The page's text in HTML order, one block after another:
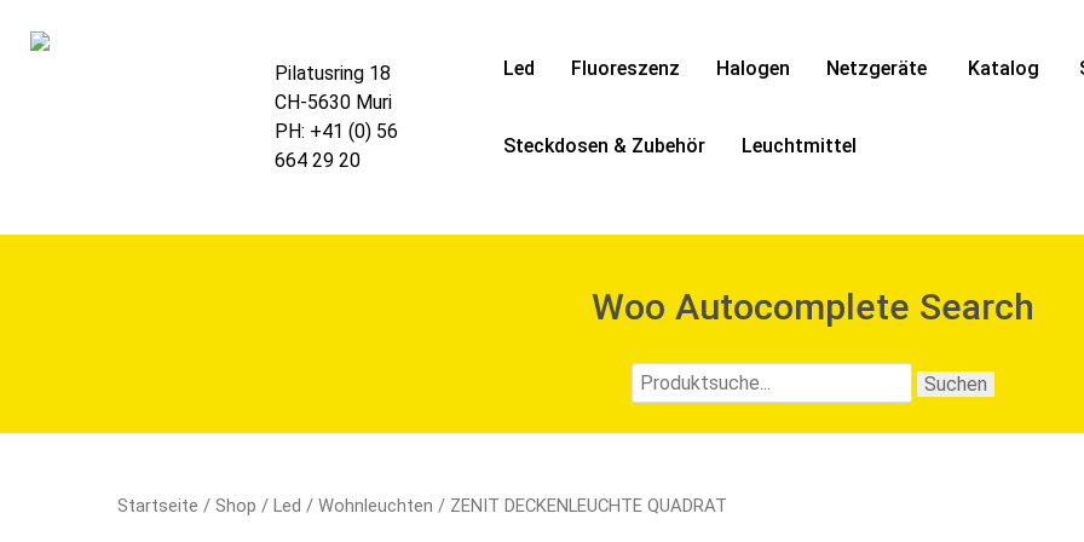
Pilatusring 18
CH-5630 Muri
PH: +41 (0) 56
664 29 20
Led Fluoreszenz Halogen Netzgeräte Katalog
Steckdosen & Zubehör Leuchtmittel
Woo Autocomplete Search
Startseite / Shop / Led / Wohnleuchten / ZENIT DECKENLEUCHTE QUADRAT